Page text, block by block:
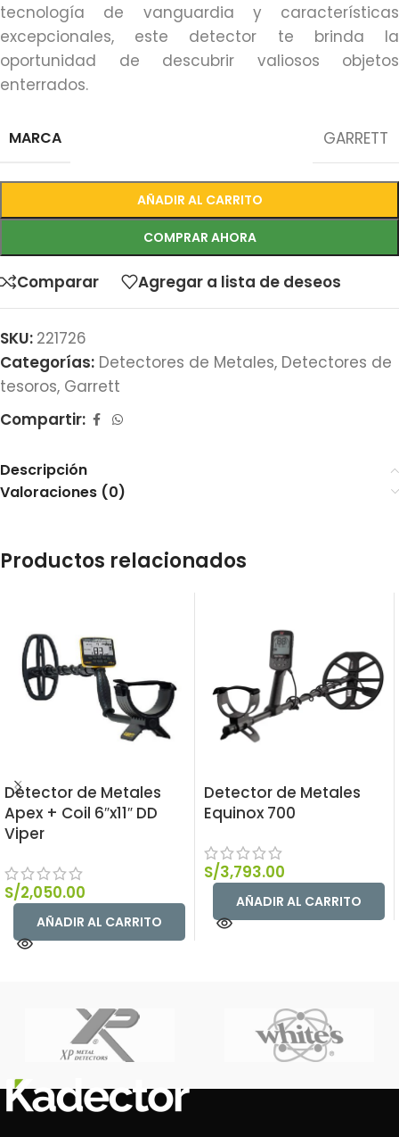
tecnología de vanguardia y características
excepcionales, este detector te brinda la
oportunidad de descubrir valiosos objetos
enterrados.
MARCA GARRETT
AÑADIR AL CARRITO
COMPRAR AHORA
Comparar Agregar a lista de deseos
SKU: 221726
Categorías: Detectores de Metales, Detectores de
tesoros, Garrett
Compartir:
Descripción
Valoraciones (0)
Productos relacionados
Detector de Metales
Apex + Coil 6″x11″ DD
Viper
S/2,050.00
AÑADIR AL CARRITO
Detector de Metales
Equinox 700
S/3,793.00
AÑADIR AL CARRITO